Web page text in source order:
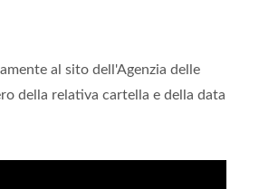
al sito dell'Agenzia delle
della relativa cartella e della data